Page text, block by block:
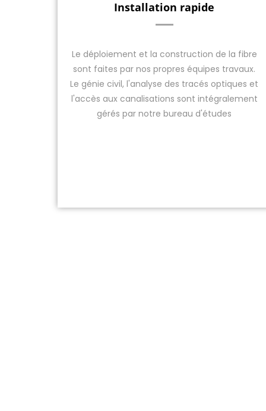
Installation rapide
Le déploiement et la construction de la fibre
sont faites par nos propres équipes travaux.
Le génie civil, l'analyse des tracés optiques et
l'accès aux canalisations sont intégralement
gérés par notre bureau d'études